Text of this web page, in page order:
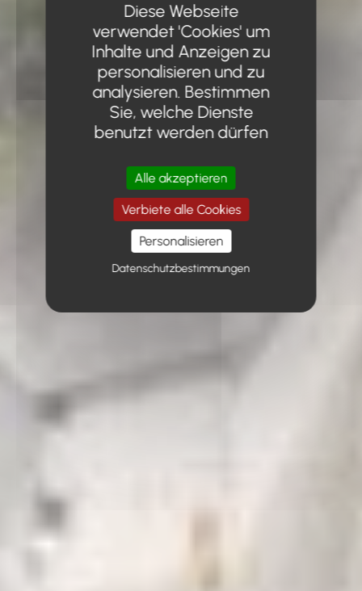
Diese Webseite
verwendet 'Cookies' um
Inhalte und Anzeigen zu
personalisieren und zu
analysieren. Bestimmen
Sie, welche Dienste
benutzt werden dürfen
Alle akzeptieren
Verbiete alle Cookies
Personalisieren
Datenschutzbestimmungen